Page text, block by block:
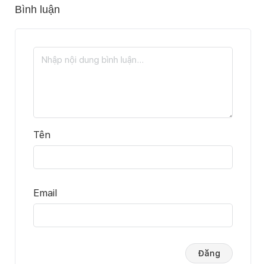
Bình luận
Tên
Email